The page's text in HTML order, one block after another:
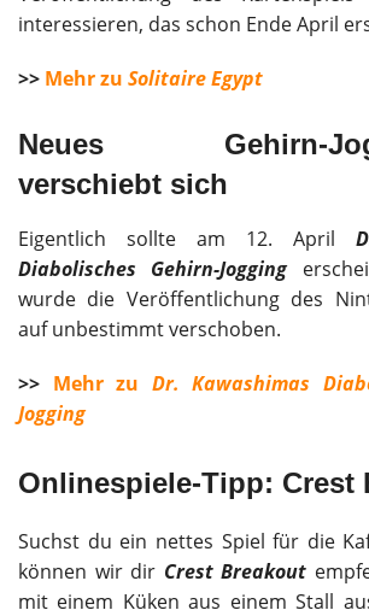
interessieren, das schon Ende April
>> Mehr zu Solitaire Egypt
Neues Gehirn-
verschiebt sich
Eigentlich sollte am 12. April
Diabolisches Gehirn-Jogging
wurde die Veröffentlichung des
auf unbestimmt verschoben.
>> Mehr zu Dr. Kawashimas
Jogging
Onlinespiele-Tipp: Crest
Suchst du ein nettes Spiel für die
können wir dir Crest Breakout
mit einem Küken aus einem Stall